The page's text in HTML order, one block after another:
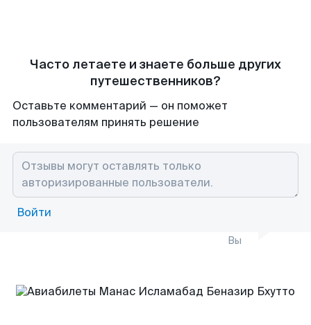
Часто летаете и знаете больше других
путешественников?
Оставьте комментарий — он поможет
пользователям принять решение
Войти
Вы